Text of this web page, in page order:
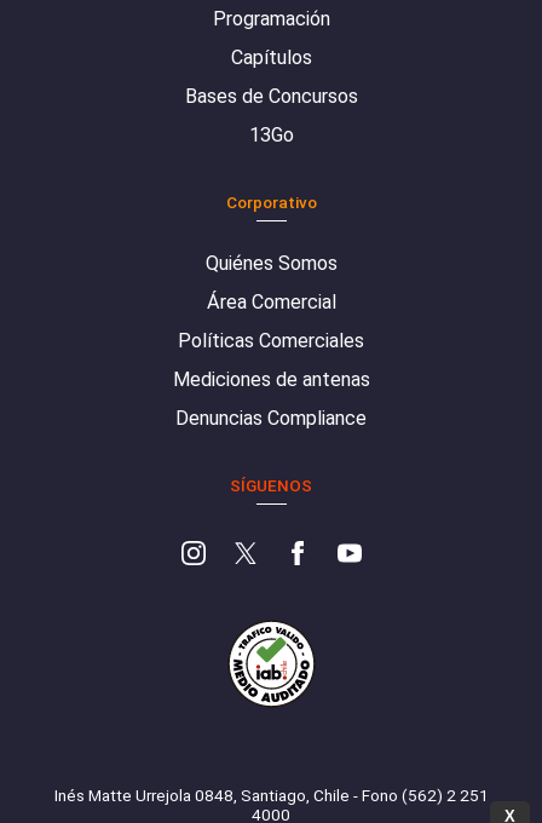
Programación
Capítulos
Bases de Concursos
13Go
Corporativo
Quiénes Somos
Área Comercial
Políticas Comerciales
Mediciones de antenas
Denuncias Compliance
SÍGUENOS
Inés Matte Urrejola 0848, Santiago, Chile - Fono (562) 2 251
4000
X